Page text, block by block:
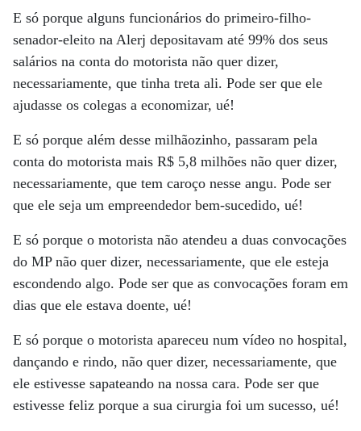
E só porque alguns funcionários do primeiro-filho-
senador-eleito na Alerj depositavam até 99% dos seus
salários na conta do motorista não quer dizer,
necessariamente, que tinha treta ali. Pode ser que ele
ajudasse os colegas a economizar, ué!
E só porque além desse milhãozinho, passaram pela
conta do motorista mais R$ 5,8 milhões não quer dizer,
necessariamente, que tem caroço nesse angu. Pode ser
que ele seja um empreendedor bem-sucedido, ué!
E só porque o motorista não atendeu a duas convocações
do MP não quer dizer, necessariamente, que ele esteja
escondendo algo. Pode ser que as convocações foram em
dias que ele estava doente, ué!
E só porque o motorista apareceu num vídeo no hospital,
dançando e rindo, não quer dizer, necessariamente, que
ele estivesse sapateando na nossa cara. Pode ser que
estivesse feliz porque a sua cirurgia foi um sucesso, ué!